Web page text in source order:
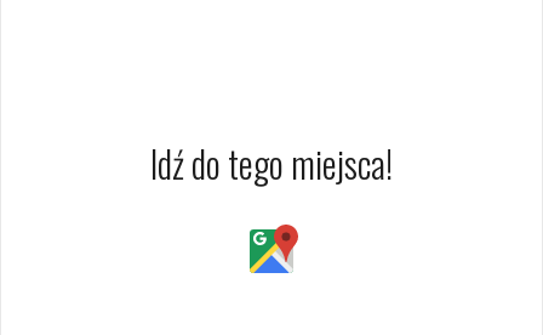
Idź do tego miejsca!